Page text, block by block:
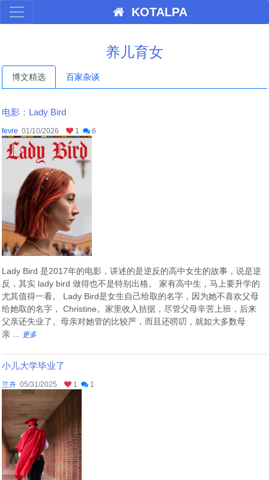
KOTALPA
养儿育女
博文精选 百家杂谈
电影：Lady Bird
fevre 01/10/2026 1 6
Lady Bird 是2017年的电影，讲述的是逆反的高中女生的故事，说是逆
反，其实 lady bird 做得也不是特别出格。 家有高中生，马上要升学的
尤其值得一看。 Lady Bird是女生自己给取的名字，因为她不喜欢父母
给她取的名字， Christine。家里收入拮据，尽管父母辛苦上班，后来
父亲还失业了。母亲对她管的比较严，而且还唠叨，就如大多数母
亲 ...
更多
小儿大学毕业了
兰卉 05/31/2025 1 1